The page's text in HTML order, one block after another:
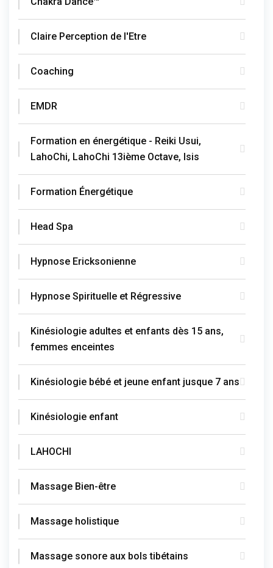
Claire Perception de l'Etre
Coaching
EMDR
Formation en énergétique - Reiki Usui,
LahoChi, LahoChi 13ième Octave, Isis
Formation Énergétique
Head Spa
Hypnose Ericksonienne
Hypnose Spirituelle et Régressive
Kinésiologie adultes et enfants dès 15 ans,
femmes enceintes
Kinésiologie bébé et jeune enfant jusque 7 ans
Kinésiologie enfant
LAHOCHI
Massage Bien-être
Massage holistique
Massage sonore aux bols tibétains